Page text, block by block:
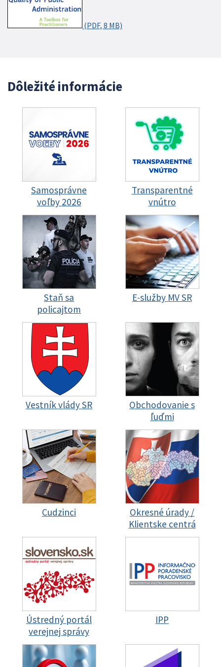
(PDF, 8 MB)
Dôležité informácie
Samosprávne
voľby 2026
Transparentné
vnútro
Staň sa
policajtom
E-služby MV SR
Vestník vlády SR
Obchodovanie s
ľuďmi
Cudzinci
Okresné úrady /
Klientske centrá
Ústredný portál
verejnej správy
IPP